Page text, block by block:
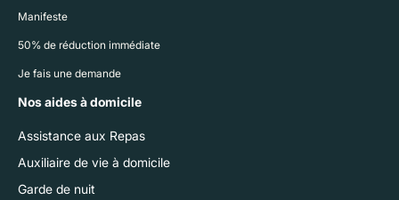
Manifeste
50% de réduction immédiate
Je fais une demande
Nos aides à domicile
Assistance aux Repas
Auxiliaire de vie à domicile
Garde de nuit